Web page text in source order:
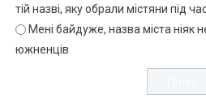
тій назві, яку обрали містяни під
Мені байдуже, назва міста ніяк
южненців